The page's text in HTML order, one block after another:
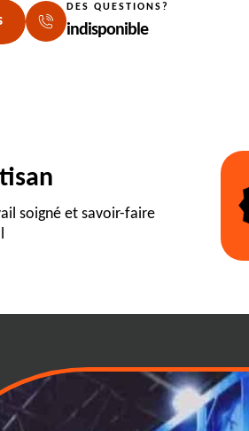
DES QUESTIONS?
indisponible
soigné et savoir-faire
louer une
Benne facilement